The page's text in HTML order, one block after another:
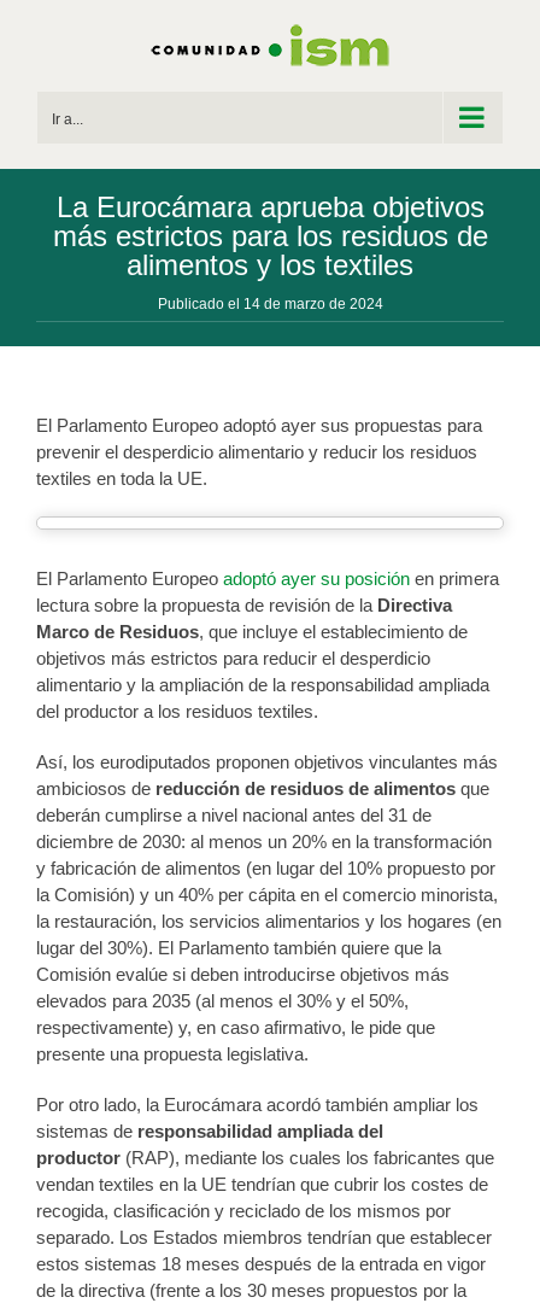
Ir a...
La Eurocámara aprueba objetivos
más estrictos para los residuos de
alimentos y los textiles
Publicado el 14 de marzo de 2024
El Parlamento Europeo adoptó ayer sus propuestas para
prevenir el desperdicio alimentario y reducir los residuos
textiles en toda la UE.
El Parlamento Europeo adoptó ayer su posición en primera
lectura sobre la propuesta de revisión de la Directiva
Marco de Residuos, que incluye el establecimiento de
objetivos más estrictos para reducir el desperdicio
alimentario y la ampliación de la responsabilidad ampliada
del productor a los residuos textiles.
Así, los eurodiputados proponen objetivos vinculantes más
ambiciosos de reducción de residuos de alimentos que
deberán cumplirse a nivel nacional antes del 31 de
diciembre de 2030: al menos un 20% en la transformación
y fabricación de alimentos (en lugar del 10% propuesto por
la Comisión) y un 40% per cápita en el comercio minorista,
la restauración, los servicios alimentarios y los hogares (en
lugar del 30%). El Parlamento también quiere que la
Comisión evalúe si deben introducirse objetivos más
elevados para 2035 (al menos el 30% y el 50%,
respectivamente) y, en caso afirmativo, le pide que
presente una propuesta legislativa.
Por otro lado, la Eurocámara acordó también ampliar los
sistemas de responsabilidad ampliada del
productor (RAP), mediante los cuales los fabricantes que
vendan textiles en la UE tendrían que cubrir los costes de
recogida, clasificación y reciclado de los mismos por
separado. Los Estados miembros tendrían que establecer
estos sistemas 18 meses después de la entrada en vigor
de la directiva (frente a los 30 meses propuestos por la